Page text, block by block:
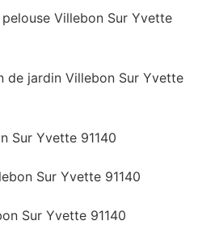
Villebon Sur Yvette
de jardin Villebon Sur Yvette
Sur Yvette 91140
Sur Yvette 91140
Sur Yvette 91140